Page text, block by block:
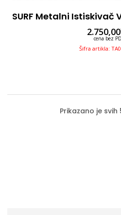
2.750,00
cena bez
Šifra artikla:
Prikazano je